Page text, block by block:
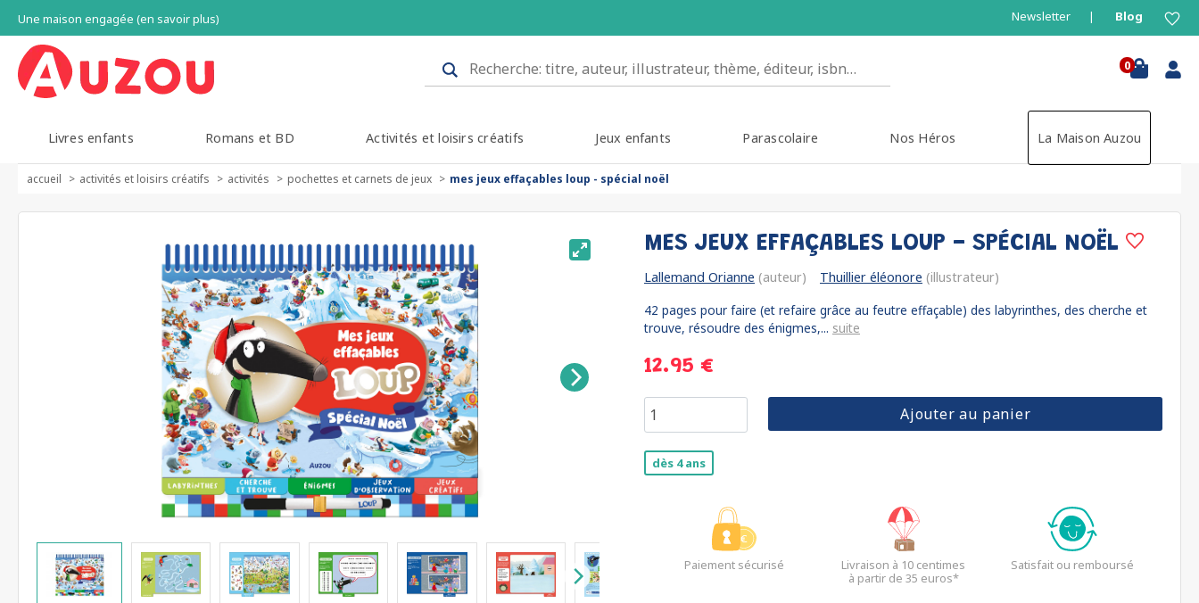
Une maison engagée (en savoir plus) Newsletter Blog
0
Livres enfants Romans et BD Activités et loisirs créatifs Jeux enfants Parascolaire Nos Héros La Maison Auzou
accueil activités et loisirs créatifs activités pochettes et carnets de jeux mes jeux effaçables loup - spécial noël
MES JEUX EFFAÇABLES LOUP - SPÉCIAL NOËL
Lallemand Orianne (auteur) Thuillier éléonore (illustrateur)
42 pages pour faire (et refaire grâce au feutre effaçable) des labyrinthes, des cherche et
trouve, résoudre des énigmes,... suite
12.95 €
Ajouter au panier
dès 4 ans
Paiement sécurisé
Livraison à 10 centimes
à partir de 35 euros*
Satisfait ou remboursé